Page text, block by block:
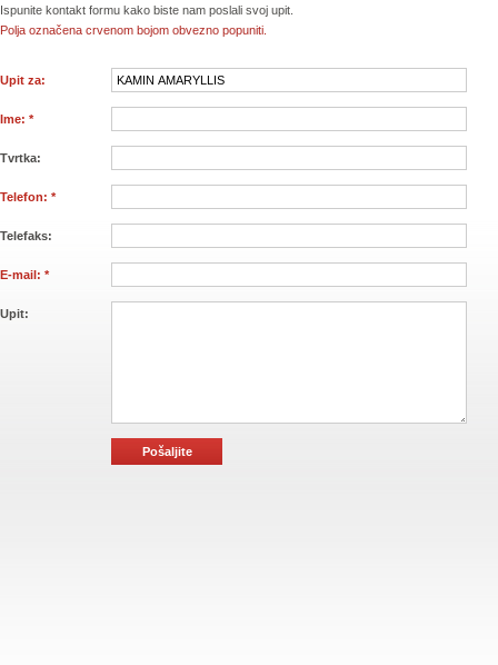
Ispunite kontakt formu kako biste nam poslali svoj upit.
Polja označena crvenom bojom obvezno popuniti.
Upit za:
Ime: *
Tvrtka:
Telefon: *
Telefaks:
E-mail: *
Upit: